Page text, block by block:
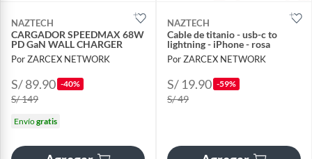
NAZTECH
CARGADOR SPEEDMAX 68W
PD GaN WALL CHARGER
Por ZARCEX NETWORK
S/ 89.90 -40%
S/ 149
Envíogratis
NAZTECH
Cable de titanio - usb-c to
lightning - iPhone - rosa
Por ZARCEX NETWORK
S/ 19.90 -59%
S/ 49